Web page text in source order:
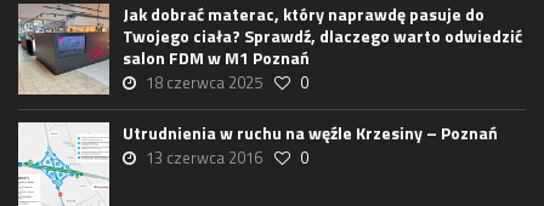
Jak dobrać materac, który naprawdę pasuje do
Twojego ciała? Sprawdź, dlaczego warto odwiedzić
salon FDM w M1 Poznań
18 czerwca 2025 0
Utrudnienia w ruchu na węźle Krzesiny – Poznań
13 czerwca 2016 0